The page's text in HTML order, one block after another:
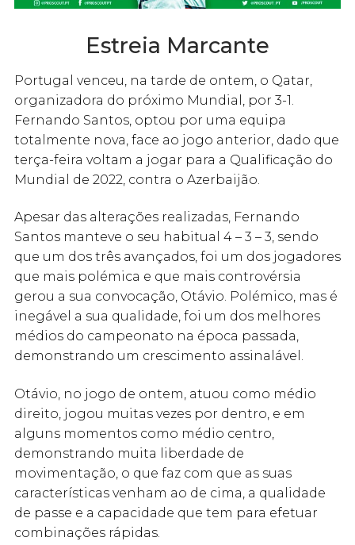
Estreia Marcante
Portugal venceu, na tarde de ontem, o Qatar,
organizadora do próximo Mundial, por 3-1.
Fernando Santos, optou por uma equipa
totalmente nova, face ao jogo anterior, dado que
terça-feira voltam a jogar para a Qualificação do
Mundial de 2022, contra o Azerbaijão.
Apesar das alterações realizadas, Fernando
Santos manteve o seu habitual 4 – 3 – 3, sendo
que um dos três avançados, foi um dos jogadores
que mais polémica e que mais controvérsia
gerou a sua convocação, Otávio. Polémico, mas é
inegável a sua qualidade, foi um dos melhores
médios do campeonato na época passada,
demonstrando um crescimento assinalável.
Otávio, no jogo de ontem, atuou como médio
direito, jogou muitas vezes por dentro, e em
alguns momentos como médio centro,
demonstrando muita liberdade de
movimentação, o que faz com que as suas
características venham ao de cima, a qualidade
de passe e a capacidade que tem para efetuar
combinações rápidas.